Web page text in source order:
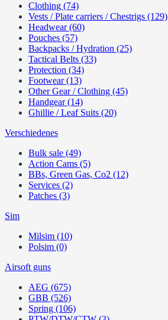
Clothing (74)
Vests / Plate carriers / Chestrigs (129)
Headwear (60)
Pouches (57)
Backpacks / Hydration (25)
Tactical Belts (33)
Protection (34)
Footwear (13)
Other Gear / Clothing (45)
Handgear (14)
Ghillie / Leaf Suits (20)
Verschiedenes
Bulk sale (49)
Action Cams (5)
BBs, Green Gas, Co2 (12)
Services (2)
Patches (3)
Sim
Milsim (10)
Polsim (0)
Airsoft guns
AEG (675)
GBB (526)
Spring (106)